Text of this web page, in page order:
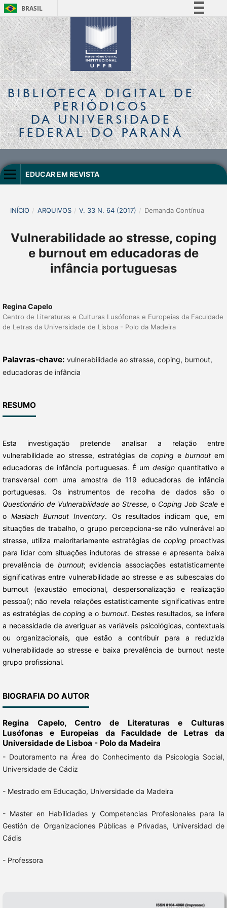
BRASIL
Simplifique!
Comunica BR
Participe
Acesso à informação
Legislação
Canais
BIBLIOTECA DIGITALDE
PERIÓDICOS
DA UNIVERSIDADE
FEDERAL DO PARANÁ
EDUCAR EM REVISTA
INÍCIO / ARQUIVOS / V. 33 N. 64 (2017) / Demanda Contínua
Vulnerabilidade ao stresse, coping
e burnout em educadoras de
infância portuguesas
Regina Capelo
Centro de Literaturas e Culturas Lusófonas e Europeias da Faculdade
de Letras da Universidade de Lisboa - Polo da Madeira
Palavras-chave: vulnerabilidade ao stresse, coping, burnout,
educadoras de infância
RESUMO
Esta investigação pretende analisar a relação entre
vulnerabilidade ao stresse, estratégias de coping e burnoutem
educadoras de infância portuguesas. É umdesign quantitativo e
transversal com uma amostra de 119 educadoras de infância
portuguesas. Os instrumentos de recolha de dados são o
Questionário de Vulnerabilidade ao Stresse, o Coping Job Scale e
oMaslach Burnout Inventory. Os resultados indicam que, em
situações de trabalho, o grupo percepciona-se não vulnerável ao
stresse, utiliza maioritariamente estratégias decoping proactivas
para lidar com situações indutoras de stresse e apresenta baixa
prevalência de burnout; evidencia associações estatisticamente
significativas entre vulnerabilidade ao stresse e as subescalas do
burnout (exaustão emocional, despersonalização e realização
pessoal); não revela relações estatisticamente significativas entre
as estratégias decoping e o burnout. Destes resultados, se infere
a necessidade de averiguar as variáveis psicológicas, contextuais
ou organizacionais, que estão a contribuir para a reduzida
vulnerabilidade ao stresse e baixa prevalência de burnout neste
grupo profissional.
BIOGRAFIA DO AUTOR
Regina Capelo,Centro de Literaturas e Culturas
Lusófonas e Europeias da Faculdade de Letras da
Universidade de Lisboa - Polo da Madeira
- Doutoramento na Área do Conhecimento da Psicologia Social,
Universidade de Cádiz
- Mestrado em Educação, Universidade da Madeira
- Master en Habilidades y Competencias Profesionales para la
Gestión de Organizaciones Públicas e Privadas, Universidad de
Cádis
- Professora